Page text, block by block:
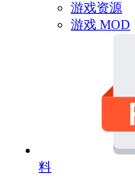
游戏资源
游戏 MOD
料